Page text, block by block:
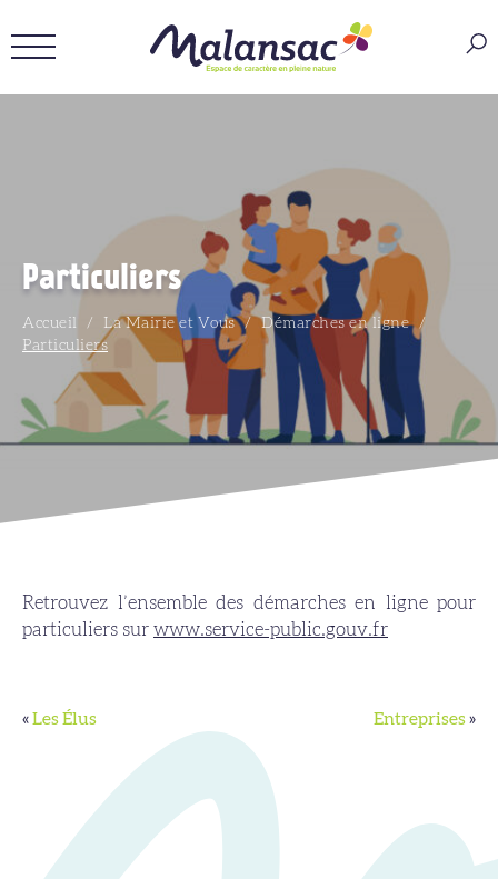
Particuliers
Accueil / La Mairie et Vous / Démarches en ligne
/
Particuliers
Retrouvez l’ensemble des démarches en ligne pour
particuliers sur www.service-public.gouv.fr
«Les Élus Entreprises»